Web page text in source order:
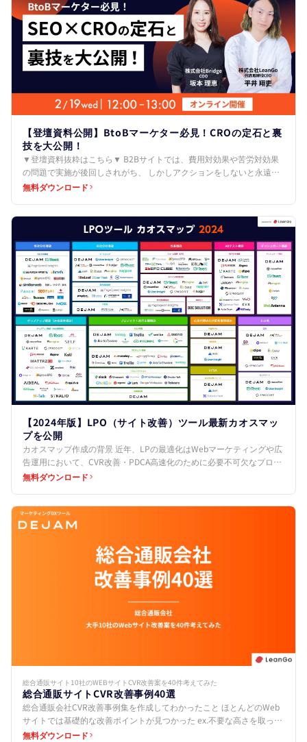
【登壇資料公開】BtoBマーケター必見！CROの定石と裏
技を大公開！
▼登壇資料抜粋はこちら▼ B2Bサイトでは、費用対効果や苦労対効果
の問題で実施が後回しされがち、 しかしアクションをしないと永遠に
機会損失をします。 ↓ 定石パート 1.簡単でもい…
無料ダウンロード
【2024年版】LPO（サイト改善）ツール最新カオスマッ
プを公開
カオスマップ作成の背景 近年、LPの最適化はWebマーケティングや広
告運用において、CVR改善・PDCA高速化のために必要不可欠なプロセ
スとなっています。 しかし、その最適化プロセ…
無料ダウンロード
総合通販サイト10社のWEBサイトCVR改善案を40件考えてみた
総合通販サイトCVR改善事例40選
総合通販会社CVR改善事例集を作成してわかったこと ほとんどのWeb
サイトでは基礎的な改善ポイントが見つかった ex.不要な高さを取って
いる、CTAボタンを設置していないなど 共通…
無料ダウンロード